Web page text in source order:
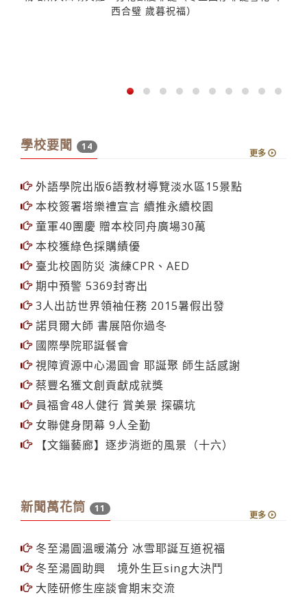
西合璧 歲暮祝福）
學校要聞 14
更多
外語學院出版6語教材導覽淡水區15景點
本校簽署塔樂禮宣言 續推永續校園
童軍40團慶 贈本校同舟廣場30萬
本校獲綠色採購績優
臺北校園防災 演練CPR、AED
期中預警 5369封寄出
3人出訪世界領袖任務 2015暑假出發
諾貝爾大師 書展陪你過冬
國際學院耶誕餐會
視障資源中心湯圓會 耶誕聚 師生話感謝
蔡豐名獲文創貢獻成就獎
員福會48人健行 賞美景 探礦坑
女聯健身閉幕 9人全勤
【文錙藝廊】逐步消逝的風景（十六）
新聞萬花筒 11
更多
冬至湯圓溫暖滿分 冰雪耶誕互道祝福
冬至湯圓助興 境外生巨sing大決鬥
大陸研修生座談會期末交流